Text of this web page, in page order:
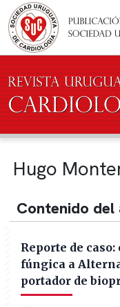
Pasar al contenido
Hugo
Contenido
Reporte de
fúngica a
portador de